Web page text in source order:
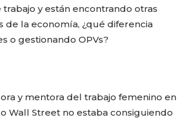
y están encontrando otras
la economía, ¿qué diferencia
o gestionando OPVs?
y mentora del trabajo femenino en
Wall Street no estaba consiguiendo